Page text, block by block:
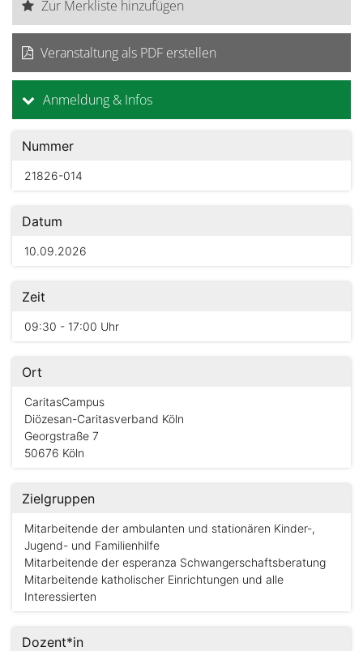
Zur Merkliste hinzufügen
Veranstaltung als PDF erstellen
Anmeldung & Infos
Nummer
21826-014
Datum
10.09.2026
Zeit
09:30 - 17:00 Uhr
Ort
CaritasCampus
Diözesan-Caritasverband Köln
Georgstraße 7
50676 Köln
Zielgruppen
Mitarbeitende der ambulanten und stationären Kinder-,
Jugend- und Familienhilfe
Mitarbeitende der esperanza Schwangerschaftsberatung
Mitarbeitende katholischer Einrichtungen und alle
Interessierten
Dozent*in